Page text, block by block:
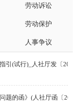
劳动诉讼
劳动保护
人事争议
引(试行)_人社厅发〔2023
题的函》(人社厅函〔